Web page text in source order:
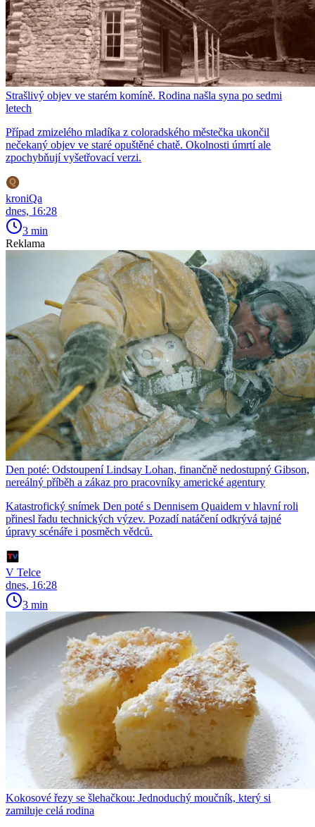
Strašlivý objev ve starém komíně. Rodina našla syna po sedmi
letech
Případ zmizelého mladíka z coloradského městečka ukončil
nečekaný objev ve staré opuštěné chatě. Okolnosti úmrtí ale
zpochybňují vyšetřovací verzi.
kroniQa
dnes, 16:28
3 min
Reklama
Den poté: Odstoupení Lindsay Lohan, finančně nedostupný Gibson,
nereálný příběh a zákaz pro pracovníky americké agentury
Katastrofický snímek Den poté s Dennisem Quaidem v hlavní roli
přinesl řadu technických výzev. Pozadí natáčení odkrývá tajné
úpravy scénáře i posměch vědců.
V Telce
dnes, 16:28
3 min
Kokosové řezy se šlehačkou: Jednoduchý moučník, který si
zamiluje celá rodina